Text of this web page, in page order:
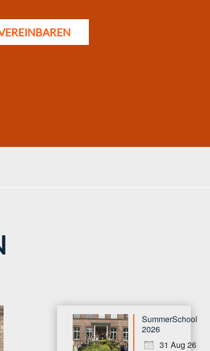
SummerSchool
2026
31 Aug 26